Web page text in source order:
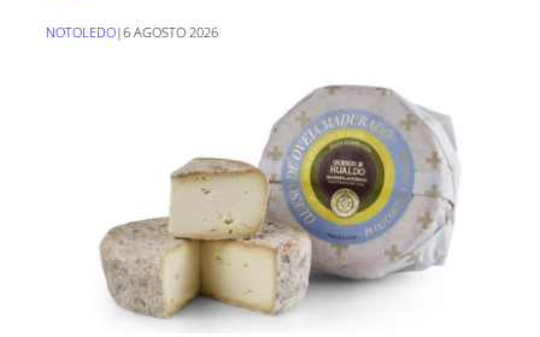
NOTOLEDO|6 AGOSTO 2026